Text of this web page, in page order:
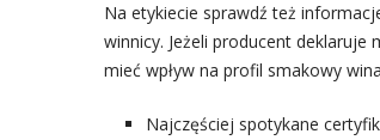
Na etykiecie sprawdź też
winnicy. Jeżeli producent
mieć wpływ na profil smakowy
Najczęściej spotykane